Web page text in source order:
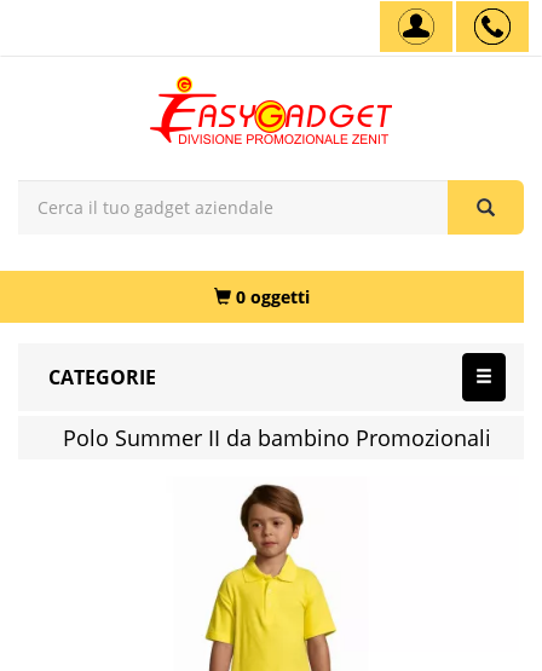
0 oggetti
CATEGORIE
Polo Summer II da bambino Promozionali